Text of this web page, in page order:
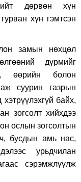
дөрвөн хүн
хүн гэмтсэн
замын нөхцөл
дүрмийг
өөрийн болон
суурин газрын
байх,
зогсолт хийхдээ
ослын зогсолтын
бусдын амь нас,
урьдчилан
сэрэмжлүүлж